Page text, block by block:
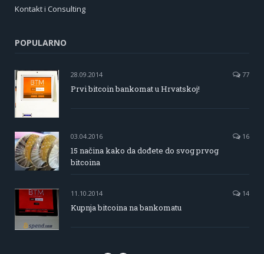
Kontakt i Consulting
POPULARNO
28.09.2014 77
Prvi bitcoin bankomat u Hrvatskoj!
03.04.2016 16
15 načina kako da dođete do svog prvog
bitcoina
11.10.2014 14
Kupnja bitcoina na bankomatu